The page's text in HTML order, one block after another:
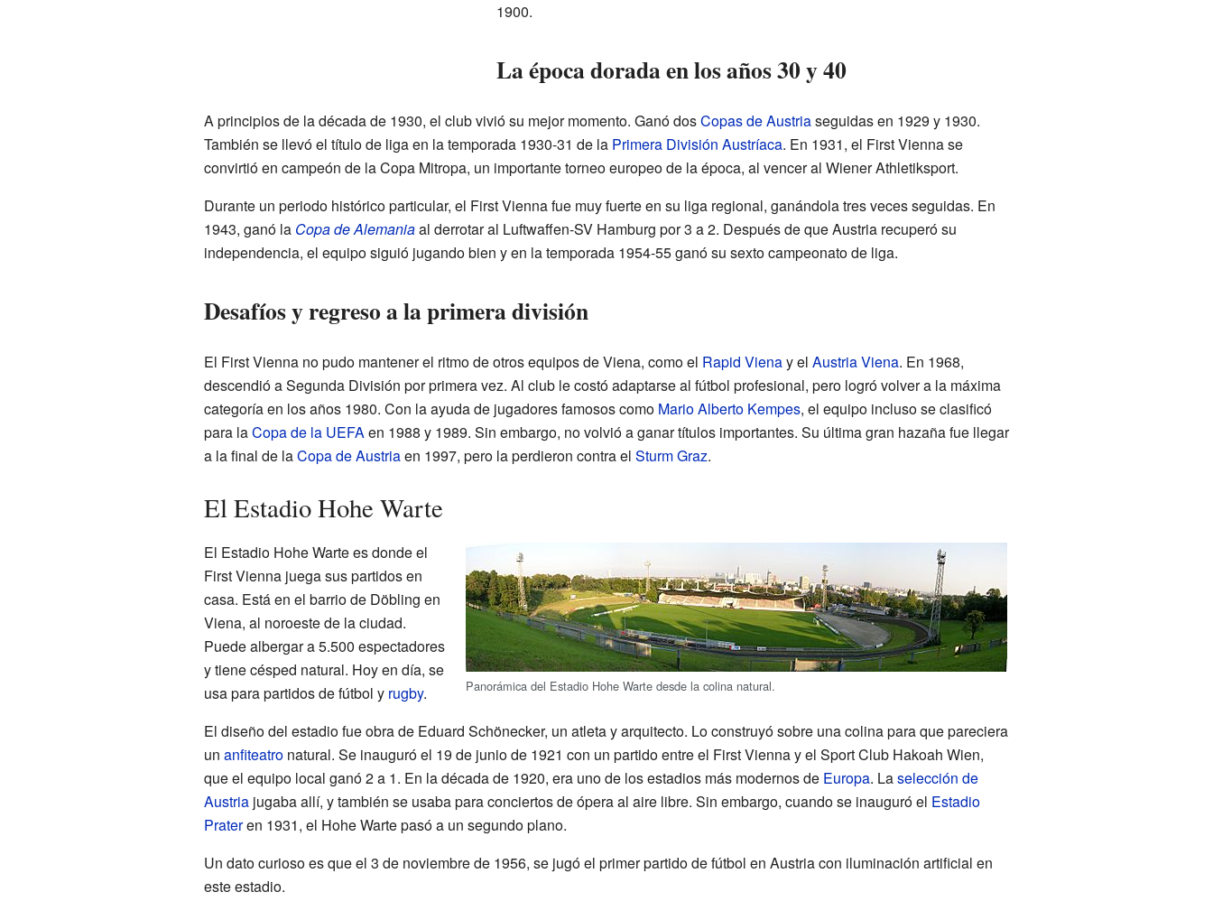
1900.
La época dorada en los años 30 y 40
A principios de la década de 1930, el club vivió su mejor momento. Ganó dosCopas de Austriaseguidas en 1929 y 1930.
También se llevó el título de liga en la temporada 1930-31 de la Primera División Austríaca. En 1931, el First Vienna se
convirtió en campeón de la Copa Mitropa, un importante torneo europeo de la época, al vencer al Wiener Athletiksport.
Durante un periodo histórico particular, el First Vienna fue muy fuerte en su liga regional, ganándola tres veces seguidas. En
1943, ganó la Copa de Alemaniaal derrotar al Luftwaffen-SV Hamburg por 3 a 2. Después de que Austria recuperó su
independencia, el equipo siguió jugando bien y en la temporada 1954-55 ganó su sexto campeonato de liga.
Desafíos y regreso a la primera división
El First Vienna no pudo mantener el ritmo de otros equipos de Viena, como el Rapid Vienay el Austria Viena. En 1968,
descendió a Segunda División por primera vez. Al club le costó adaptarse al fútbol profesional, pero logró volver a la máxima
categoría en los años 1980. Con la ayuda de jugadores famosos como Mario Alberto Kempes, el equipo incluso se clasificó
para laCopa de la UEFAen 1988 y 1989. Sin embargo, no volvió a ganar títulos importantes. Su última gran hazaña fue llegar
a la final de laCopa de Austriaen 1997, pero la perdieron contra el Sturm Graz.
El Estadio Hohe Warte
Panorámica del Estadio Hohe Warte desde la colina natural.
El Estadio Hohe Warte es donde el
First Vienna juega sus partidos en
casa. Está en el barrio de Döbling en
Viena, al noroeste de la ciudad.
Puede albergar a 5.500 espectadores
y tiene césped natural. Hoy en día, se
usa para partidos de fútbol y rugby.
El diseño del estadio fue obra de Eduard Schönecker, un atleta y arquitecto. Lo construyó sobre una colina para que pareciera
un anfiteatronatural. Se inauguró el 19 de junio de 1921 con un partido entre el First Vienna y el Sport Club Hakoah Wien,
que el equipo local ganó 2 a 1. En la década de 1920, era uno de los estadios más modernos de Europa. Laselección de
Austriajugaba allí, y también se usaba para conciertos de ópera al aire libre. Sin embargo, cuando se inauguró el Estadio
Prateren 1931, el Hohe Warte pasó a un segundo plano.
Un dato curioso es que el 3 de noviembre de 1956, se jugó el primer partido de fútbol en Austria con iluminación artificial en
este estadio.